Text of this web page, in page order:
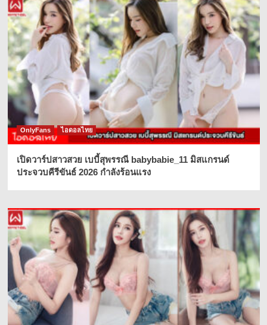
OnlyFans ไอดอลไทย
เปิดวาร์ปสาวสวย เบบี้สุพรรณี babybabie_11 มิสแกรนด์
ประจวบคีรีขันธ์ 2026 กำลังร้อนแรง